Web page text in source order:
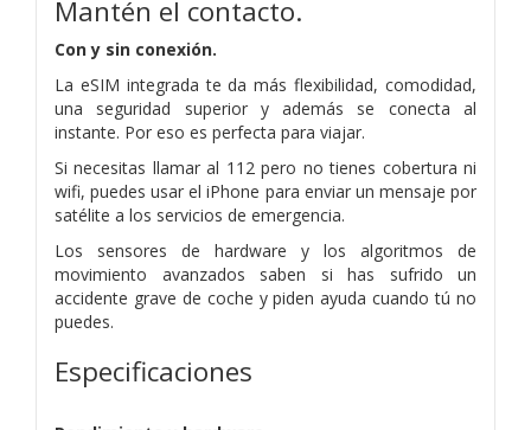
Mantén el contacto.
Con y sin conexión.
La eSIM integrada te da más flexibilidad, comodidad,
una seguridad superior y además se conecta al
instante. Por eso es perfecta para viajar.
Si necesitas llamar al 112 pero no tienes cobertura ni
wifi, puedes usar el iPhone para enviar un mensaje por
satélite a los servicios de emergencia.
Los sensores de hardware y los algoritmos de
movimiento avanzados saben si has sufrido un
accidente grave de coche y piden ayuda cuando tú no
puedes.
Especificaciones